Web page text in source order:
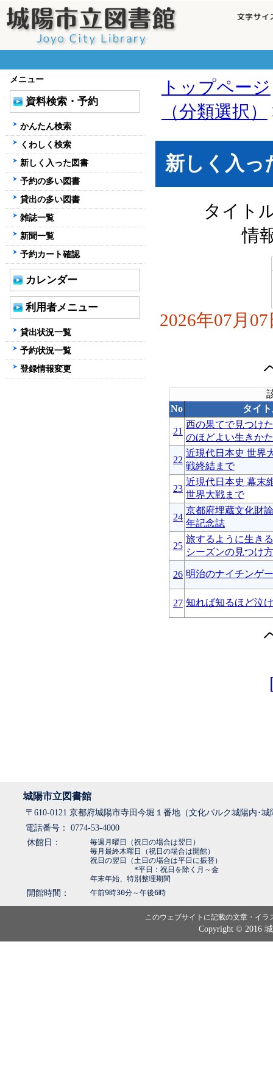
トップページ
（分類選択）
新しく入っ
タイト
情
2026年07月
No
タイ
21
西の果てで見つけ
のほどよい生きかた
22
近現代日本史 世界
戦終結まで
23
近現代日本史 幕末
世界大戦まで
24
京都府埋蔵文化財
年記念誌
25
旅するように生き
シーズンの見つけ方
26 明治のナイチンゲ
27 知れば知るほど泣
メニュー
資料検索・予約
かんたん検索
くわしく検索
新しく入った図書
予約の多い図書
貸出の多い図書
雑誌一覧
新聞一覧
予約カート確認
カレンダー
利用者メニュー
貸出状況一覧
予約状況一覧
登録情報変更
城陽市立図書館
〒610-0121 京都府城陽市寺田今堀１番地（文化パルク城陽内･
電話番号： 0774-53-4000
休館日：
毎週月曜日（祝日の場合は翌日）
毎月最終木曜日（祝日の場合は開館）
祝日の翌日（土日の場合は平日に振替）
*平日：祝日を除く月～金
年末年始、特別整理期間
開館時間： 午前9時30分～午後6時
このウェブサイトに記載の文章・イ
Copyright © 2016